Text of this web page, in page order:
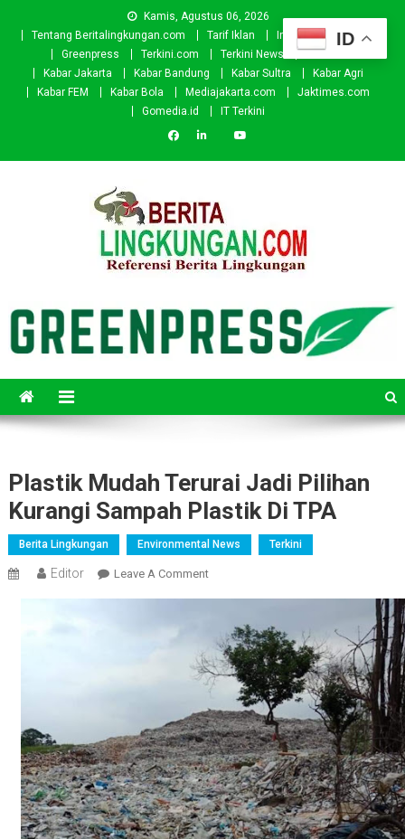
Kamis, Agustus 06, 2026
Tentang Beritalingkungan.com
Tarif Iklan Investor
Donasi
Greenpress
Terkini.com Terkini News
Kabar.id
Kabar Jakarta
Kabar Bandung Kabar Sultra
Kabar Agri
Kabar FEM
Kabar Bola Mediajakarta.com
Jaktimes.com
Gomedia.id
IT Terkini
Plastik Mudah Terurai Jadi Pilihan
Kurangi Sampah Plastik Di TPA
Berita Lingkungan Environmental News Terkini
Editor Leave A CommentOn
Terurai
Jadi
Pilihan
Kurangi
Sampah
Plastik
Di
TPA
ID